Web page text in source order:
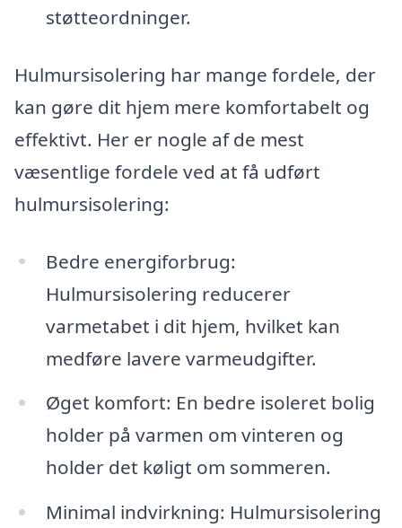
støtteordninger.
Hulmursisolering har mange fordele, der
kan gøre dit hjem mere komfortabelt og
effektivt. Her er nogle af de mest
væsentlige fordele ved at få udført
hulmursisolering:
Bedre energiforbrug:
Hulmursisolering reducerer
varmetabet i dit hjem, hvilket kan
medføre lavere varmeudgifter.
Øget komfort: En bedre isoleret bolig
holder på varmen om vinteren og
holder det køligt om sommeren.
Minimal indvirkning: Hulmursisolering